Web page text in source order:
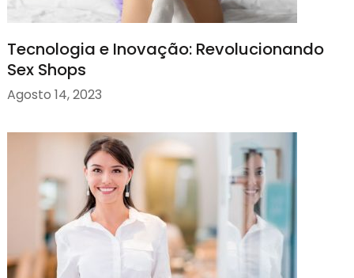
Tecnologia e Inovação: Revolucionando
Sex Shops
Agosto 14, 2023